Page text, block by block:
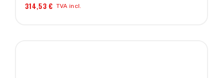
314,53 € TVA incl.